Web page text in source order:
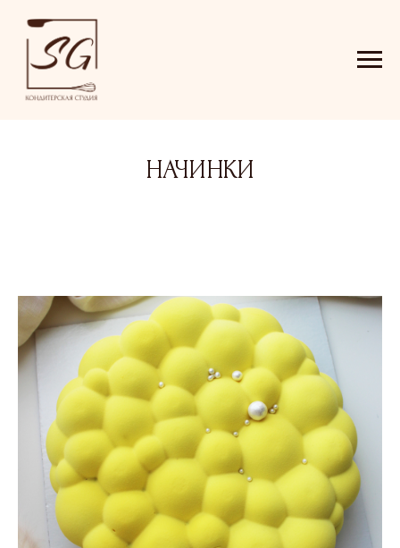
НАЧИНКИ